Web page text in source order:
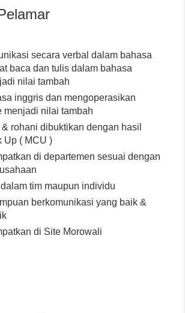
secara verbal dalam bahasa
baca dan tulis dalam bahasa
nilai tambah
inggris dan mengoperasikan
menjadi nilai tambah
rohani dibuktikan dengan hasil
Up ( MCU )
di departemen sesuai dengan
tim maupun individu
berkomunikasi yang baik &
di Site Morowali